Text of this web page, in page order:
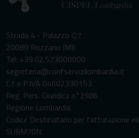
Strada 4 - Palazzo Q7
20089 Rozzano (MI)
Tel: +39.02.573000000
segreteria@confservizilombardia.it
C.f e P.IVA 04602330153
Reg. Pers. Giuridica n°2986
Regione Lombardia
Codice Destinatario per fatturazione
SUBM70N